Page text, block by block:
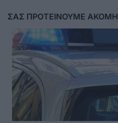
ΣΑΣ ΠΡΟΤΕΙΝΟΥΜΕ ΑΚΟΜΗ